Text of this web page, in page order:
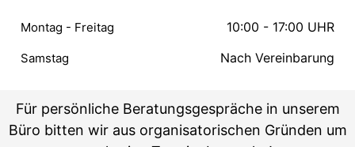
Montag - Freitag 10:00 - 17:00 UHR
Samstag Nach Vereinbarung
Für persönliche Beratungsgespräche in unserem
Büro bitten wir aus organisatorischen Gründen um